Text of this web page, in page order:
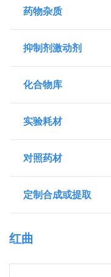
药物杂质
抑制剂激动剂
化合物库
实验耗材
对照药材
定制合成或提取
红曲